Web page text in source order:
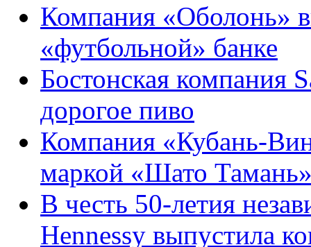
Компания «Оболонь»
«футбольной» банке
Боcтонская компания
дорогое пиво
Компания «Кубань-
маркой «Шато
В честь 50-летия
Hennessy выпустила